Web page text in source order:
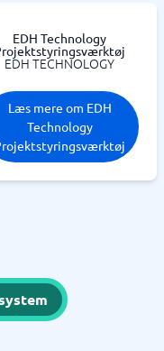
EDH Technology
EDH TECHNOLOGY
Læs mere om EDH
Technology